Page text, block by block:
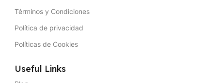
Términos y Condiciones
Política de privacidad
Políticas de Cookies
Useful Links